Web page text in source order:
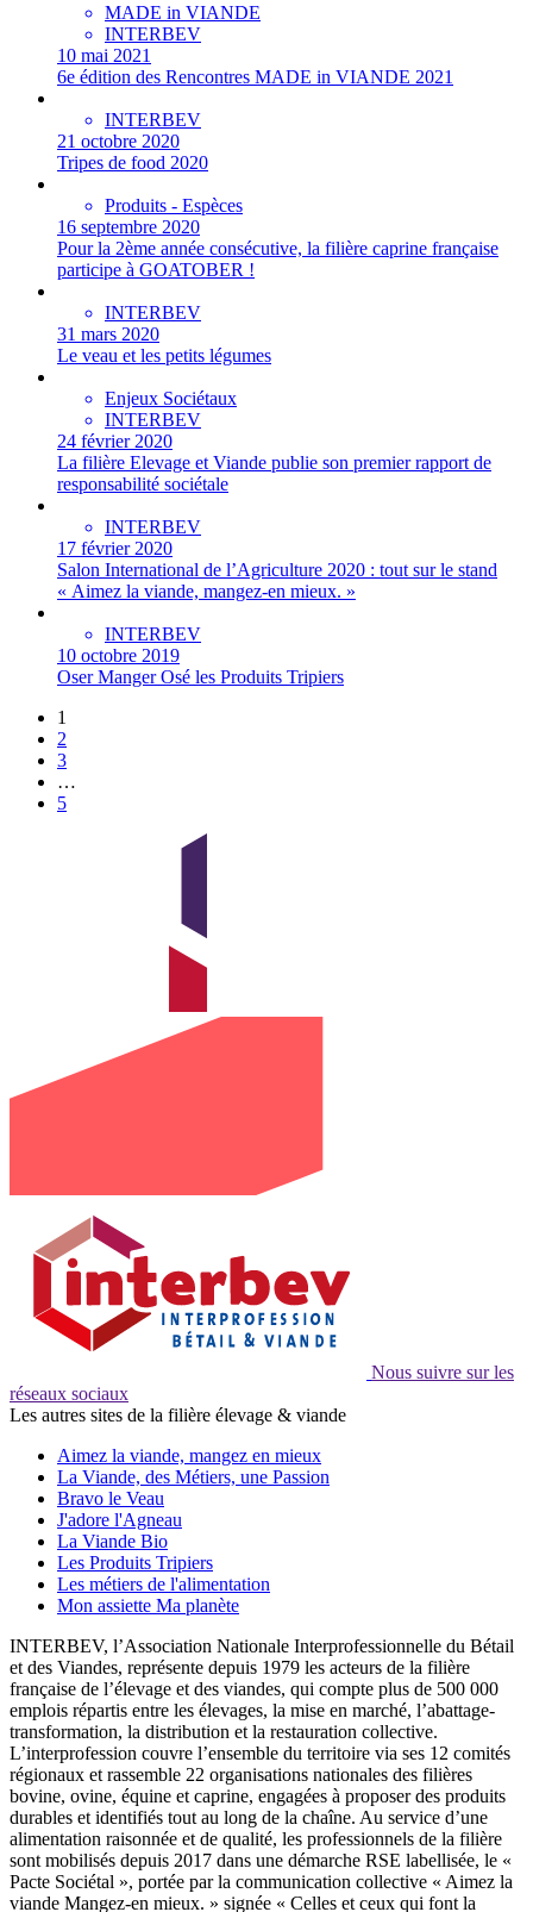
MADE in VIANDE
INTERBEV
10 mai 2021
6e édition des Rencontres MADE in VIANDE 2021
INTERBEV
21 octobre 2020
Tripes de food 2020
Produits - Espèces
16 septembre 2020
Pour la 2ème année consécutive, la filière caprine française
participe à GOATOBER !
INTERBEV
31 mars 2020
Le veau et les petits légumes
Enjeux Sociétaux
INTERBEV
24 février 2020
La filière Elevage et Viande publie son premier rapport de
responsabilité sociétale
INTERBEV
17 février 2020
Salon International de l’Agriculture 2020 : tout sur le stand
« Aimez la viande, mangez-en mieux. »
INTERBEV
10 octobre 2019
Oser Manger Osé les Produits Tripiers
1
2
3
…
5
Nous suivre sur les
réseaux sociaux
Les autres sites de la filière élevage & viande
Aimez la viande, mangez en mieux
La Viande, des Métiers, une Passion
Bravo le Veau
J'adore l'Agneau
La Viande Bio
Les Produits Tripiers
Les métiers de l'alimentation
Mon assiette Ma planète
INTERBEV, l’Association Nationale Interprofessionnelle du Bétail
et des Viandes, représente depuis 1979 les acteurs de la filière
française de l’élevage et des viandes, qui compte plus de 500 000
emplois répartis entre les élevages, la mise en marché, l’abattage-
transformation, la distribution et la restauration collective.
L’interprofession couvre l’ensemble du territoire via ses 12 comités
régionaux et rassemble 22 organisations nationales des filières
bovine, ovine, équine et caprine, engagées à proposer des produits
durables et identifiés tout au long de la chaîne. Au service d’une
alimentation raisonnée et de qualité, les professionnels de la filière
sont mobilisés depuis 2017 dans une démarche RSE labellisée, le «
Pacte Sociétal », portée par la communication collective « Aimez la
viande Mangez-en mieux. » signée « Celles et ceux qui font la